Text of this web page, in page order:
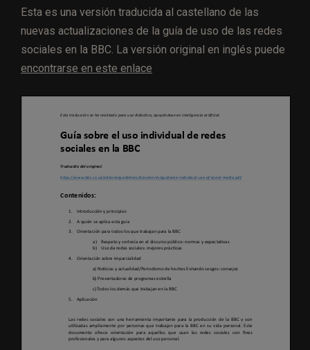
Esta es una versión traducida al castellano de las
nuevas actualizaciones de la guía de uso de las redes
sociales en la BBC. La versión original en inglés puede
encontrarse en este enlace